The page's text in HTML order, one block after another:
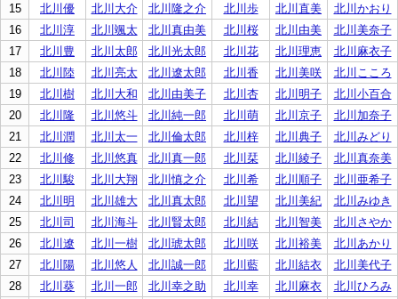
15
北川優 北川大介 北川隆之介 北川歩 北川直美
北川かおり
16
北川淳 北川颯太 北川真由美 北川桜 北川由美
北川美奈子
17
北川豊 北川太郎 北川光太郎 北川花 北川理恵
北川麻衣子
18
北川陸 北川亮太 北川遼太郎 北川香 北川美咲
北川こころ
19
北川樹 北川大和 北川由美子 北川杏 北川明子
北川小百合
20
北川隆 北川悠斗 北川純一郎 北川萌 北川京子
北川加奈子
21
北川潤 北川太一 北川倫太郎 北川梓 北川典子
北川みどり
22
北川修 北川悠真 北川真一郎 北川栞 北川綾子
北川真奈美
23
北川駿 北川大翔 北川慎之介 北川希 北川順子
北川亜希子
24
北川明 北川雄大 北川真太郎 北川望 北川美紀
北川みゆき
25
北川司 北川海斗 北川賢太郎 北川結 北川智美
北川さやか
26
北川遼 北川一樹 北川琥太郎 北川咲 北川裕美
北川あかり
27
北川陽 北川悠人 北川誠一郎 北川藍 北川結衣
北川美代子
28
北川葵 北川一郎 北川幸之助 北川幸 北川麻衣
北川ひろみ